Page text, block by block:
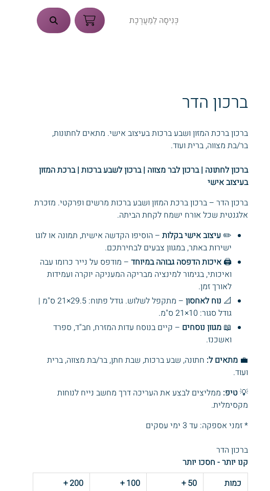
כְּנִיסָה לַמַעֲרֶכֶת
ברכון הדר
ברכון ברכת המזון ושבע ברכות בעיצוב אישי. מתאים לחתונות,
בר/בת מצווה, ברית ועוד.
ברכון לחתונה | ברכון לבר מצווה | ברכון לשבע ברכות | ברכת המזון
בעיצוב אישי
ברכון הדר – ברכון ברכת המזון ושבע ברכות מרשים ופרקטי. מזכרת
אלגנטית שכל אורח ישמח לקחת הביתה.
✏️ עיצוב אישי בקלות – הוסיפו הקדשה אישית, תמונה או לוגו
ישירות באתר, במגוון צבעים לבחירתכם.
🖨️איכות הדפסה גבוהה במיוחד – מודפס על נייר כרומו עבה
ואיכותי, בגימור למינציה מבריקה המעניקה יוקרה ועמידות
לאורך זמן.
📐 נוח לאחסון
– מתקפל לשלוש. גודל פתוח: 29.5×21 ס"מ |
גודל סגור: 10×21 ס"מ.
📖 מגוון נוסחים – קיים בנוסח עדות המזרח, חב"ד, ספרד
ואשכנז.
💼 מתאים ל: חתונה, שבע ברכות, שבת חתן, בר/בת מצווה, ברית
ועוד.
💡טיפ: ממליצים לבצע את העריכה דרך מחשב נייח לנוחות
מקסימלית.
* זמני אספקה: עד 3 ימי עסקים
ברכון הדר
קנו יותר - חסכו יותר
כמות
50
+
100
+
200
+